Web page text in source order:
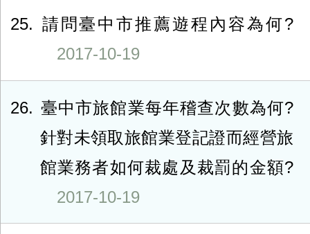
25
請問臺中市推薦遊程內容為何?
2017-10-19
26
臺中市旅館業每年稽查次數為何?
針對未領取旅館業登記證而經營旅
館業務者如何裁處及裁罰的金額?
2017-10-19